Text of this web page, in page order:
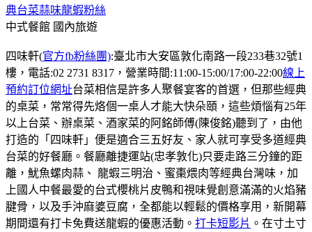
典台菜蒜味龍蝦粉絲
中式餐館 國內旅遊
四味軒(官方fb粉絲團):臺北市大安區敦化南路一段233巷32號1
樓，電話:02 2731 8317，營業時間:11:00-15:00/17:00-22:00線上
預約訂位網址台菜相信是許多人聚餐宴客的首選，但那些經典
的桌菜，常常得先烙個一桌人才能大快朵頤，這些煩惱有25年
以上台菜、辦桌菜、酒家菜的阿銘師傅(陳俊銘)聽到了，由他
打造的「四味軒」便是適合三五好友、家人就可享受多道經典
台菜的好餐廳。餐廳離捷運站(忠孝敦化)只要走路三分鐘的距
離，魷魚螺肉蒜、 龍蝦三明治、蜜棗煨肉等經典台灣味，加
上國人中餐最愛的台式櫻桃片皮鴨和視味覺創意滿滿的火焰豬
腱骨，以及手沖麻婆豆腐，全都能以輕鬆的價格享用，新開幕
期間還有打卡免費送龍蝦的優惠活動。 打卡短影片 。在寸土寸